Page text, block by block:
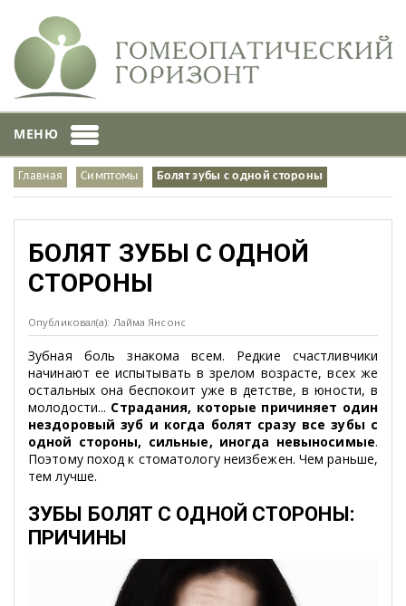
МЕНЮ
Главная Симптомы Болят зубы с одной стороны
БОЛЯТ ЗУБЫ С ОДНОЙ
СТОРОНЫ
Опубликовал(а): Лайма Янсонс
Зубная боль знакома всем. Редкие счастливчики
начинают ее испытывать в зрелом возрасте, всех же
остальных она беспокоит уже в детстве, в юности, в
молодости... Страдания, которые причиняет один
нездоровый зуб и когда болят сразу все зубы с
одной стороны, сильные, иногда невыносимые.
Поэтому поход к стоматологу неизбежен. Чем раньше,
тем лучше.
ЗУБЫ БОЛЯТ С ОДНОЙ СТОРОНЫ:
ПРИЧИНЫ